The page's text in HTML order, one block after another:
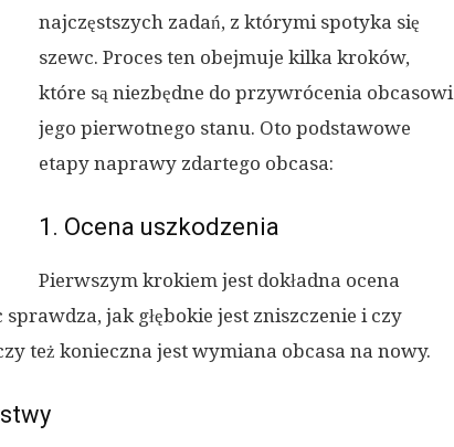
najczęstszych zadań, z którymi spotyka się
szewc. Proces ten obejmuje kilka kroków,
które są niezbędne do przywrócenia obcasowi
jego pierwotnego stanu. Oto podstawowe
etapy naprawy zdartego obcasa:
1. Ocena uszkodzenia
Pierwszym krokiem jest dokładna ocena
jak głębokie jest zniszczenie i czy
też konieczna jest wymiana obcasa na nowy.